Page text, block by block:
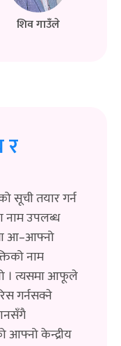
शिव गाउँले
र
सूची तयार गर्न
नाम उपलब्ध
आ–आफ्नो
नाम
। त्यसमा आफूले
गर्नसक्ने
आफ्नो केन्द्रीय